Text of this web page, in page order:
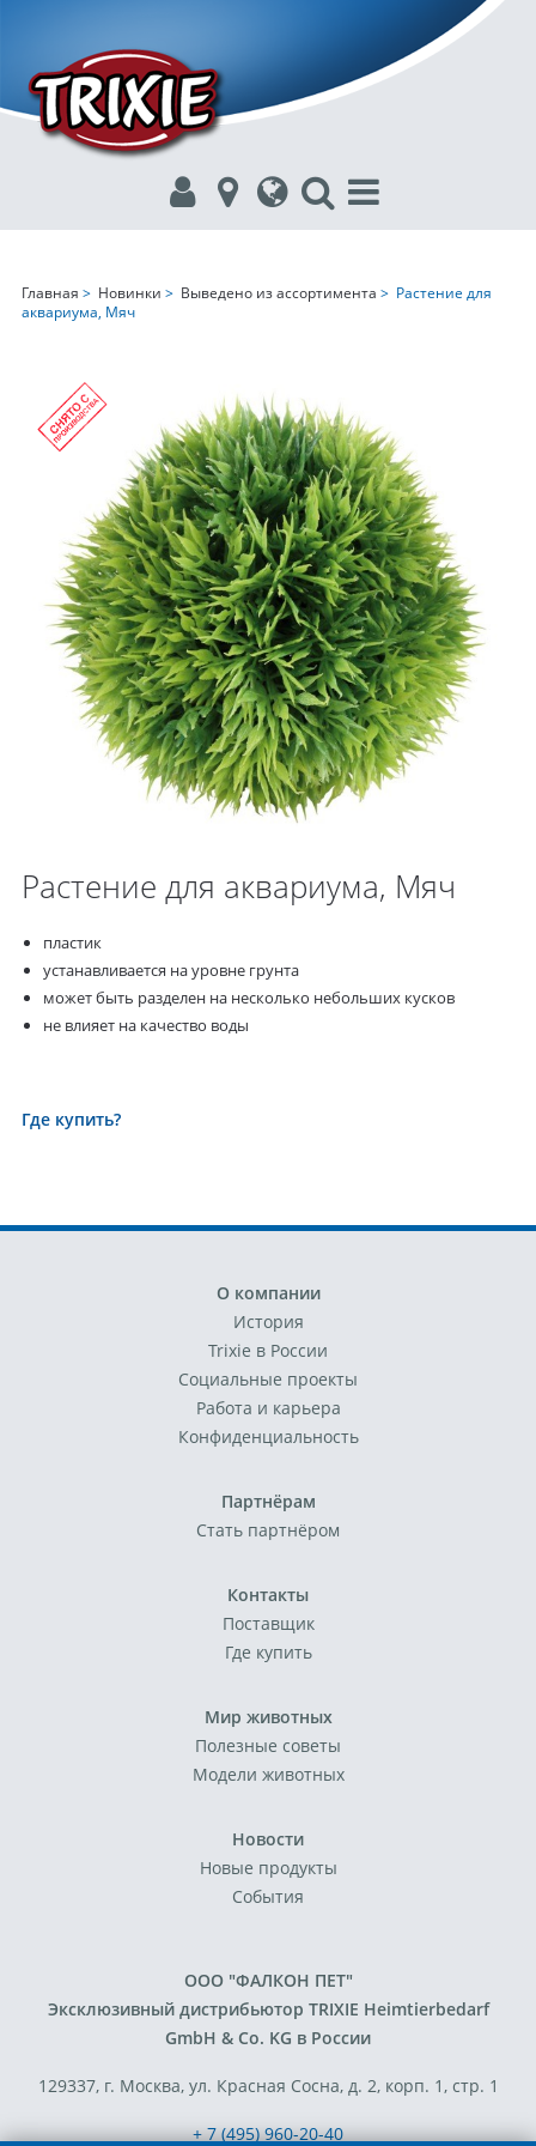
Главная > Новинки > Выведено из ассортимента > Растение для
аквариума, Мяч
Растение для аквариума, Мяч
пластик
устанавливается на уровне грунта
может быть разделен на несколько небольших кусков
не влияет на качество воды
Где купить?
О компании
История
Trixie в России
Социальные проекты
Работа и карьера
Конфиденциальность
Партнёрам
Стать партнёром
Контакты
Поставщик
Где купить
Мир животных
Полезные советы
Модели животных
Новости
Новые продукты
События
ООО "ФАЛКОН ПЕТ"
Эксклюзивный дистрибьютор TRIXIE Heimtierbedarf
GmbH & Co. KG в России
129337, г. Москва, ул. Красная Сосна, д. 2, корп. 1, стр. 1
+ 7 (495) 960-20-40